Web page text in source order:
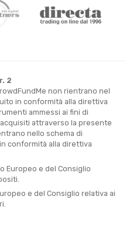
2
non rientrano nel
in conformità alla direttiva
ammessi ai fini di
attraverso la presente
nello schema di
conformità alla direttiva
Europeo e del Consiglio
e del Consiglio relativa ai